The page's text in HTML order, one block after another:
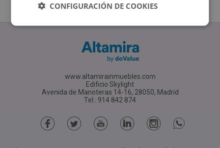
www.altamirainmuebles.com
Edificio Skylight
Avenida de Manoteras 14-16, 28050, Madrid
Tel.: 914 842 874
CONFIGURACIÓN DE COOKIES